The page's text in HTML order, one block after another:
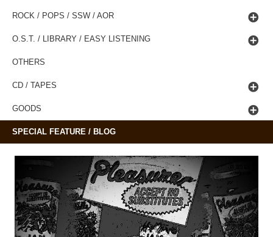
ROCK / POPS / SSW / AOR
O.S.T. / LIBRARY / EASY LISTENING
OTHERS
CD / TAPES
GOODS
SPECIAL FEATURE / BLOG